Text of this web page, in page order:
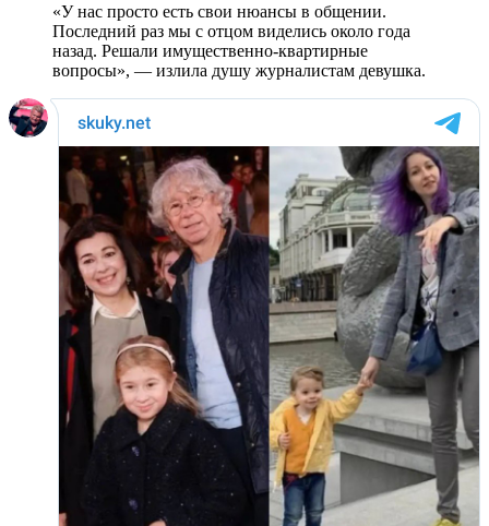
«У нас просто есть свои нюансы в общении.
Последний раз мы с отцом виделись около года
назад. Решали имущественно-квартирные
вопросы», — излила душу журналистам девушка.